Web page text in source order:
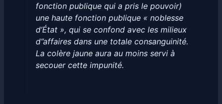
fonction publique qui a pris le pouvoir)
une haute fonction publique « noblesse
d’État », qui se confond avec les milieux
d”affaires dans une totale consanguinité.
La colère jaune aura au moins servi à
secouer cette impunité.